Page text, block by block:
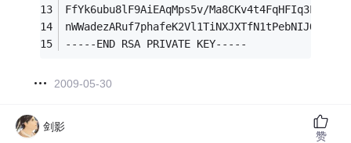
FfYk6ubu8lF9AiEAqMps5v/
nWWadezARuf7phafeK2Vl1TiNXJXTfN1tPebNIJO
-----END RSA PRIVATE KEY-----
2009-05-30
剑影
赞